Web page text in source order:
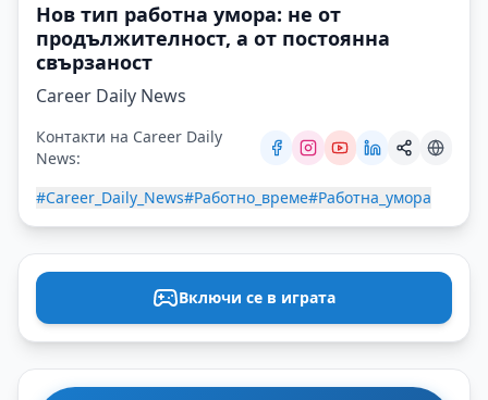
Нов тип работна умора: не от
продължителност, а от постоянна
свързаност
Career Daily News
Контакти на Career Daily
News:
#Career_Daily_News#Работно_време#Работна_умора
Включи се в играта